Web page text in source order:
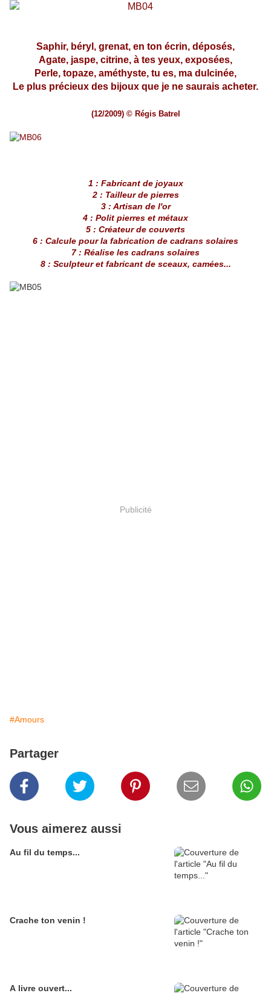
Saphir, béryl, grenat, en ton écrin, déposés,
Agate, jaspe, citrine, à tes yeux, exposées,
Perle, topaze, améthyste, tu es, ma dulcinée,
Le plus précieux des bijoux que je ne saurais acheter.
(12/2009) © Régis Batrel
1 : Fabricant de joyaux
2 : Tailleur de pierres
3 : Artisan de l'or
4 : Polit pierres et métaux
5 : Créateur de couverts
6 : Calcule pour la fabrication de cadrans solaires
7 : Réalise les cadrans solaires
8 : Sculpteur et fabricant de sceaux, camées...
Publicité
#Amours
Partager
Vous aimerez aussi
Au fil du temps...
Crache ton venin !
A livre ouvert...